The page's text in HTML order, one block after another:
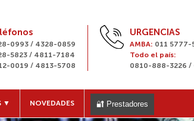
0993 / 4328-0859
5823 / 4811-7184
0019 / 4813-5708
URGENCIAS
AMBA: 011 5777-
Todo el país:
0810-888-3226
▼ NOVEDADES 🔐 Prestadores